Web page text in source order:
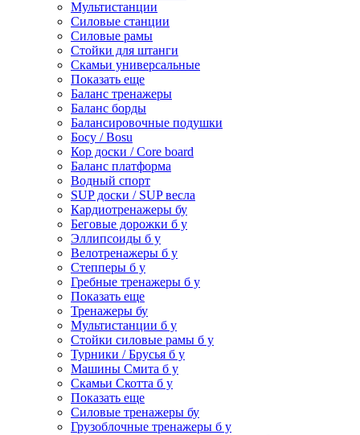
Мультистанции
Силовые станции
Силовые рамы
Стойки для штанги
Скамьи универсальные
Показать еще
Баланс тренажеры
Баланс борды
Балансировочные подушки
Босу / Bosu
Кор доски / Core board
Баланс платформа
Водный спорт
SUP доски / SUP весла
Кардиотренажеры бу
Беговые дорожки б у
Эллипсоиды б у
Велотренажеры б у
Степперы б у
Гребные тренажеры б у
Показать еще
Тренажеры бу
Мультистанции б у
Стойки силовые рамы б у
Турники / Брусья б у
Машины Смита б у
Скамьи Скотта б у
Показать еще
Силовые тренажеры бу
Грузоблочные тренажеры б у